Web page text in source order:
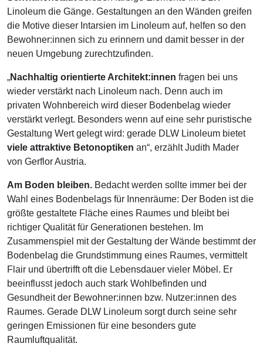
Linoleum die Gänge. Gestaltungen an den Wänden greifen
die Motive dieser Intarsien im Linoleum auf, helfen so den
Bewohner:innen sich zu erinnern und damit besser in der
neuen Umgebung zurechtzufinden.
„Nachhaltig orientierte Architekt:innen fragen bei uns
wieder verstärkt nach Linoleum nach. Denn auch im
privaten Wohnbereich wird dieser Bodenbelag wieder
verstärkt verlegt. Besonders wenn auf eine sehr puristische
Gestaltung Wert gelegt wird: gerade DLW Linoleum bietet
viele attraktive Betonoptiken an“, erzählt Judith Mader
von Gerflor Austria.
Am Boden bleiben. Bedacht werden sollte immer bei der
Wahl eines Bodenbelags für Innenräume: Der Boden ist die
größte gestaltete Fläche eines Raumes und bleibt bei
richtiger Qualität für Generationen bestehen. Im
Zusammenspiel mit der Gestaltung der Wände bestimmt der
Bodenbelag die Grundstimmung eines Raumes, vermittelt
Flair und übertrifft oft die Lebensdauer vieler Möbel. Er
beeinflusst jedoch auch stark Wohlbefinden und
Gesundheit der Bewohner:innen bzw. Nutzer:innen des
Raumes. Gerade DLW Linoleum sorgt durch seine sehr
geringen Emissionen für eine besonders gute
Raumluftqualität.